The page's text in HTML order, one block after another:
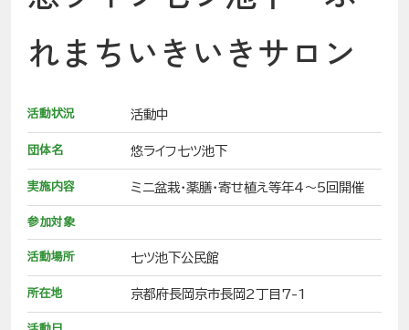
れまちいきいきサロン
活動状況 活動中
団体名 悠ライフ七ツ池下
実施内容 ミニ盆栽・薬膳・寄せ植え等年4～5回開催
参加対象
活動場所 七ツ池下公民館
所在地 京都府長岡京市長岡2丁目7-1